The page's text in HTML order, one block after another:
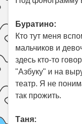
Буратино:
Кто тут меня
мальчиков и
здесь кто-то
"Азбуку" и на
театр. Я не
так прожить.
Таня: